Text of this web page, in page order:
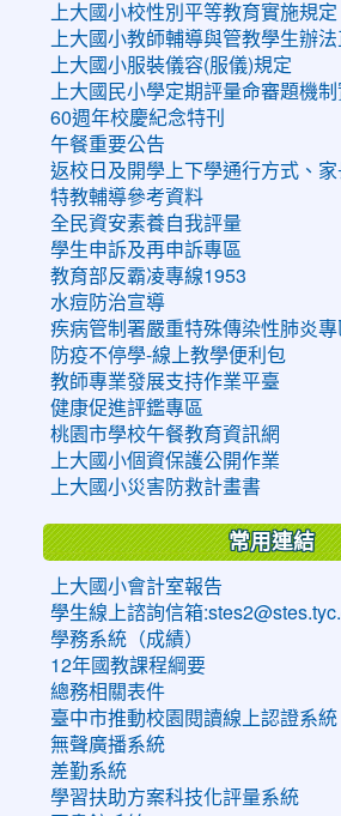
上大國小校性別平等教育實施規定
上大國小教師輔導與管教學生辦
上大國小服裝儀容(服儀)規定
上大國民小學定期評量命審題機
60週年校慶紀念特刊
午餐重要公告
返校日及開學上下學通行方式、
特教輔導參考資料
全民資安素養自我評量
學生申訴及再申訴專區
教育部反霸凌專線1953
水痘防治宣導
疾病管制署嚴重特殊傳染性肺炎專
防疫不停學-線上教學便利包
教師專業發展支持作業平臺
健康促進評鑑專區
桃園市學校午餐教育資訊網
上大國小個資保護公開作業
上大國小災害防救計畫書
常用連結
上大國小會計室報告
學生線上諮詢信箱
學務系統（成績）
12年國教課程綱要
總務相關表件
臺中市推動校園閱讀線上認證系統
無聲廣播系統
差勤系統
學習扶助方案科技化評量系統